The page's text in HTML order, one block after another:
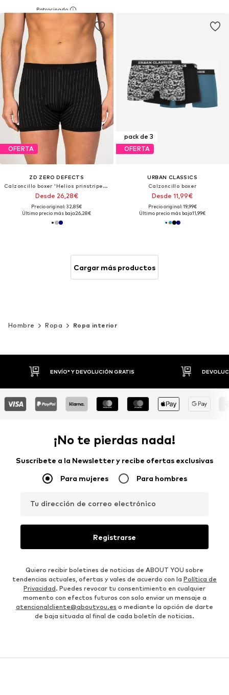
OFERTA
ZD ZERO DEFECTS
Calzoncillo boxer 'Helios prinstriped Egyptian cotton'
Desde 26,28€
Precio original: 32,85€
Último precio más bajo:26,28€
pack de 3
OFERTA
URBAN CLASSICS
Calzoncillo boxer
Desde 11,99€
Precio original: 19,99€
Último precio más bajo:11,99€
Cargar más productos
Hombre Ropa Ropa interior
DEVOLUCIONES HASTA 30 DÍAS
¡No te pierdas nada!
Suscríbete a la Newsletter y recibe ofertas exclusivas
Para mujeres Para hombres
Tu dirección de correo electrónico
Registrarse
Quiero recibir boletines de noticias de ABOUT YOU sobre
tendencias actuales, ofertas y vales de acuerdo con la Política de
Privacidad. Puedes revocar tu consentimiento en cualquier
momento con efectos futuros con solo enviar un mensaje a
atencionalcliente@aboutyou.es o mediante la opción de darte
de baja situada al final de cada boletín de noticias.